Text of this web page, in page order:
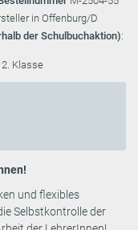
in Offenburg/D
der Schulbuchaktion):
2. Klasse
und flexibles
Selbstkontrolle der